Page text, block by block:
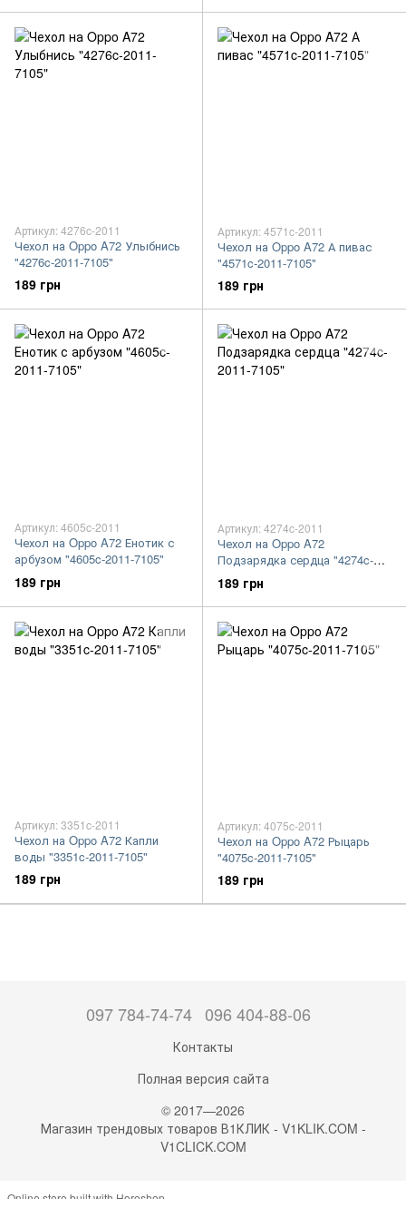
Артикул: 4276c-2011
Чехол на Oppo A72 Улыбнись
"4276c-2011-7105"
189 грн
Артикул: 4571c-2011
Чехол на Oppo A72 А пивас
"4571c-2011-7105"
189 грн
Артикул: 4605c-2011
Чехол на Oppo A72 Енотик с
арбузом "4605c-2011-7105"
189 грн
Артикул: 4274c-2011
Чехол на Oppo A72
Подзарядка сердца "4274c-
2011-7105"
189 грн
Артикул: 3351c-2011
Чехол на Oppo A72 Капли
воды "3351c-2011-7105"
189 грн
Артикул: 4075c-2011
Чехол на Oppo A72 Рыцарь
"4075c-2011-7105"
189 грн
097 784-74-74 096 404-88-06
Контакты
Полная версия сайта
© 2017—2026
Магазин трендовых товаров В1КЛИК - V1KLIK.COM -
V1CLICK.COM
Online store built with Horoshop